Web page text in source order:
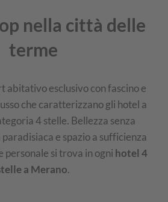
nella città delle
terme
abitativo esclusivo con fascino e
che caratterizzano gli hotel a
4 stelle. Bellezza senza
e spazio a sufficienza
personale si trova in ogni hotel 4
a Merano.